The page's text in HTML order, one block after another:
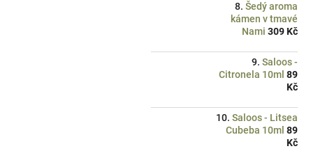
Šedý aroma
kámen v tmavé
Nami 309 Kč
Saloos -
Citronela 10ml 89
Kč
Saloos - Litsea
Cubeba 10ml 89
Kč